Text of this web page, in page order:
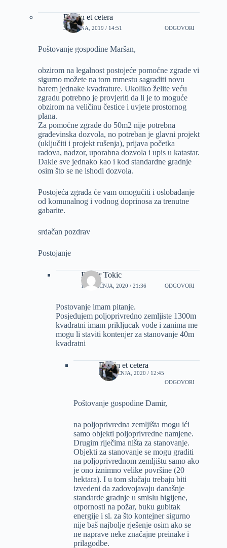
Dizajn et cetera
30 RUJNA, 2019 / 14:51 ODGOVORI
Poštovanje gospodine Maršan,
obzirom na legalnost postojeće pomoćne zgrade vi
sigurno možete na tom mmestu sagraditi novu
barem jednake kvadrature. Ukoliko želite veću
zgradu potrebno je provjeriti da li je to moguće
obzirom na veličinu čestice i uvjete prostornog
plana.
Za pomoćne zgrade do 50m2 nije potrebna
građevinska dozvola, no potreban je glavni projekt
(uključiti i projekt rušenja), prijava početka
radova, nadzor, uporabna dozvola i upis u katastar.
Dakle sve jednako kao i kod standardne gradnje
osim što se ne ishodi dozvola.
Postojeća zgrada će vam omogućiti i oslobađanje
od komunalnog i vodnog doprinosa za trenutne
gabarite.
srdačan pozdrav
Postojanje
Damir Tokic
10 SIJEČNJA, 2020 / 21:36 ODGOVORI
Postovanje imam pitanje.
Posjedujem poljoprivredno zemljiste 1300m
kvadratni imam prikljucak vode i zanima me
mogu li staviti kontenjer za stanovanje 40m
kvadratni
Dizajn et cetera
22 SIJEČNJA, 2020 / 12:45
ODGOVORI
Poštovanje gospodine Damir,
na poljoprivredna zemljišta mogu ići
samo objekti poljoprivredne namjene.
Drugim riječima ništa za stanovanje.
Objekti za stanovanje se mogu graditi
na poljoprivrednom zemljištu samo ako
je ono iznimno velike površine (20
hektara). I u tom slučaju trebaju biti
izvedeni da zadovojavaju današnje
standarde gradnje u smislu higijene,
otpornosti na požar, buku gubitak
energije i sl. za što kontejner sigurno
nije baš najbolje rješenje osim ako se
ne naprave neke značajne preinake i
prilagodbe.